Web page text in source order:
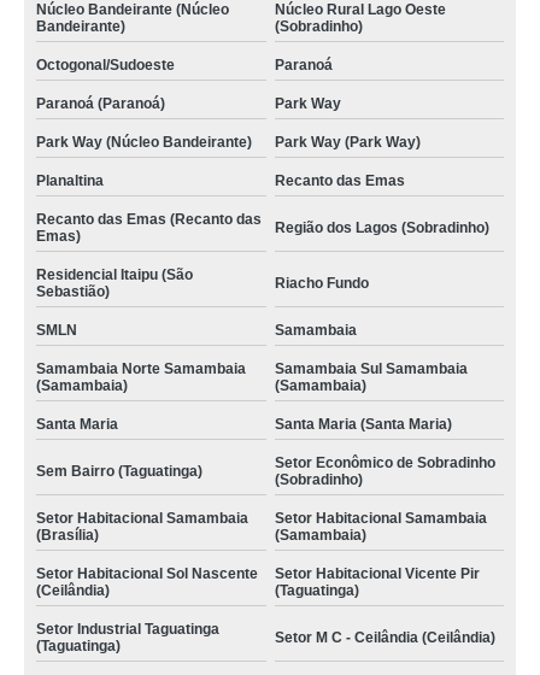
Núcleo Bandeirante (Núcleo
Bandeirante)
Núcleo Rural Lago Oeste
(Sobradinho)
Octogonal/Sudoeste Paranoá
Paranoá (Paranoá) Park Way
Park Way (Núcleo Bandeirante) Park Way (Park Way)
Planaltina Recanto das Emas
Recanto das Emas (Recanto das
Emas)
Região dos Lagos (Sobradinho)
Residencial Itaipu (São
Sebastião)
Riacho Fundo
SMLN Samambaia
Samambaia Norte Samambaia
(Samambaia)
Samambaia Sul Samambaia
(Samambaia)
Santa Maria Santa Maria (Santa Maria)
Sem Bairro (Taguatinga)
Setor Econômico de Sobradinho
(Sobradinho)
Setor Habitacional Samambaia
(Brasília)
Setor Habitacional Samambaia
(Samambaia)
Setor Habitacional Sol Nascente
(Ceilândia)
Setor Habitacional Vicente Pir
(Taguatinga)
Setor Industrial Taguatinga
(Taguatinga)
Setor M C - Ceilândia (Ceilândia)